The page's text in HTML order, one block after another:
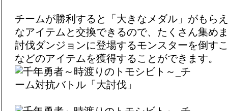
チームが勝利すると「大きなメダル」がもら
なアイテムと交換できるので、たくさん集め
討伐ダンジョンに登場するモンスターを倒す
などのアイテムを獲得することができます。